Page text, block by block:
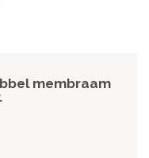
membraam